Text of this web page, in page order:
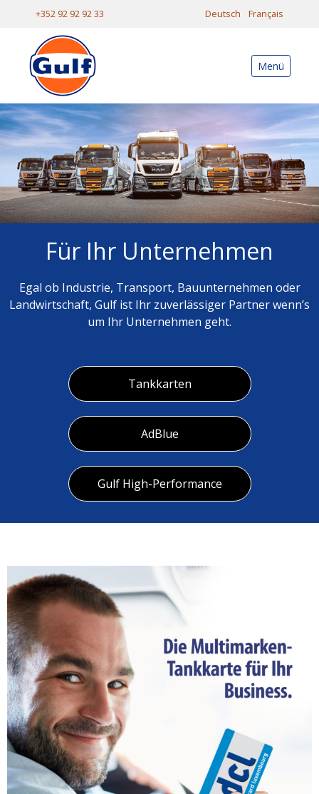
+352 92 92 92 33 Deutsch Français
Menü
Für Ihr Unternehmen
Egal ob Industrie, Transport, Bauunternehmen oder
Landwirtschaft, Gulf ist Ihr zuverlässiger Partner wenn’s
um Ihr Unternehmen geht.
Tankkarten
AdBlue
Gulf High-Performance